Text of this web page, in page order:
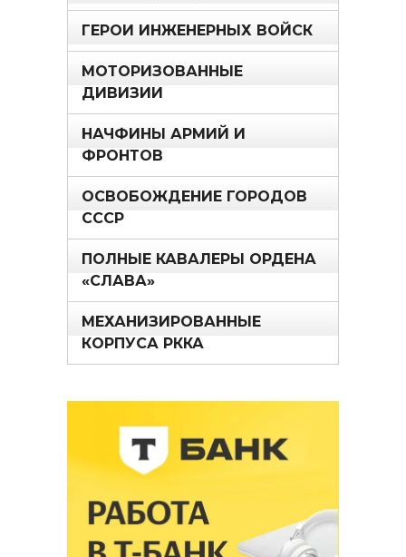
ГЕРОИ ИНЖЕНЕРНЫХ ВОЙСК
МОТОРИЗОВАННЫЕ
ДИВИЗИИ
НАЧФИНЫ АРМИЙ И
ФРОНТОВ
ОСВОБОЖДЕНИЕ ГОРОДОВ
СССР
ПОЛНЫЕ КАВАЛЕРЫ ОРДЕНА
«СЛАВА»
МЕХАНИЗИРОВАННЫЕ
КОРПУСА РККА